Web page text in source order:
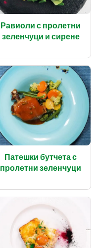
Равиоли с пролетни
зеленчуци и сирене
Патешки бутчета с
пролетни зеленчуци